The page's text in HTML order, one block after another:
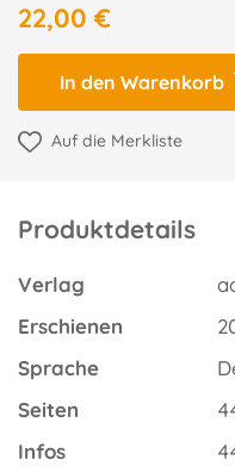
22,00 €
In den Warenkorb
Auf die Merkliste
Produktdetails
Verlag
Erschienen
Sprache
Seiten
Infos